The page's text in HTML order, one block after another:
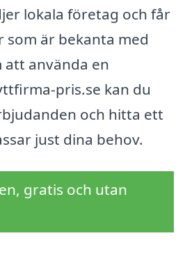
lokala företag och får
som är bekanta med
att använda en
pris.se kan du
och hitta ett
just dina behov.
gratis och utan